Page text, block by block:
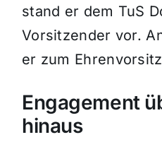
stand er dem TuS
Vorsitzender vor.
er zum
Engagement
hinaus